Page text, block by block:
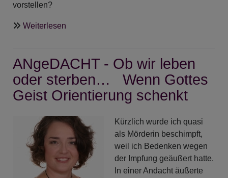
vorstellen?
Weiterlesen
Und
was
macht
eigentlich
Heilige
Geist
so?
ANgeDACHT - Ob wir leben
oder sterben… Wenn Gottes
Geist Orientierung schenkt
Kürzlich wurde ich quasi
als Mörderin beschimpft,
weil ich Bedenken wegen
der Impfung geäußert hatte.
In einer Andacht äußerte